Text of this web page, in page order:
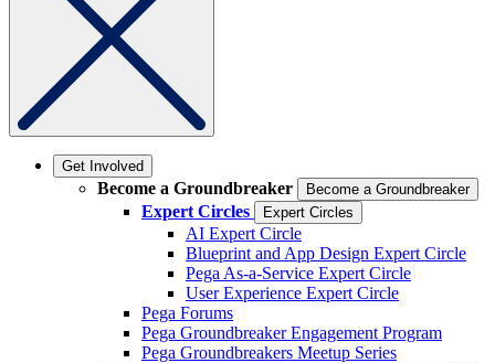
Get Involved
Become a Groundbreaker Become a Groundbreaker
Expert Circles Expert Circles
AI Expert Circle
Blueprint and App Design Expert Circle
Pega As-a-Service Expert Circle
User Experience Expert Circle
Pega Forums
Pega Groundbreaker Engagement Program
Pega Groundbreakers Meetup Series